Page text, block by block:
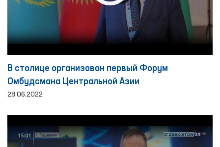
В столице организован первый Форум
Омбудсмана Центральной Азии
28.06.2022